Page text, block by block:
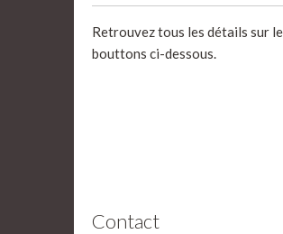
Retrouvez tous les détails sur
bouttons ci-dessous.
Contact